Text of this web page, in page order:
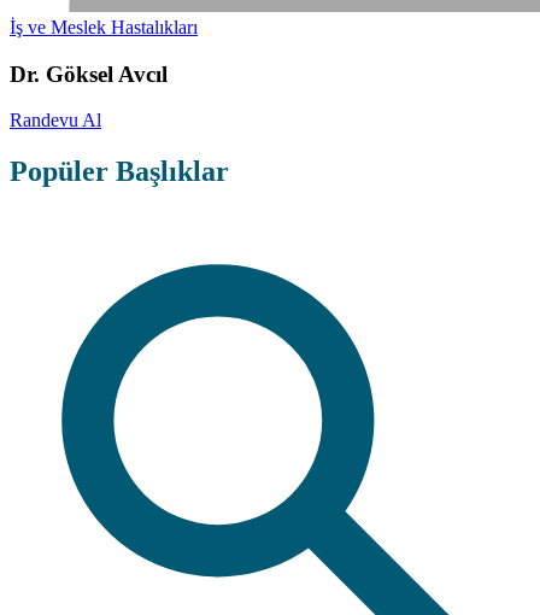
İş ve Meslek Hastalıkları
Dr. Göksel Avcıl
Randevu Al
Popüler Başlıklar